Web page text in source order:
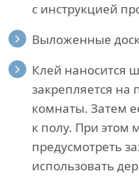
с инструкцией
Выложенные
Клей наносится
закрепляется на
комнаты. Затем
к полу. При этом
предусмотреть
использовать